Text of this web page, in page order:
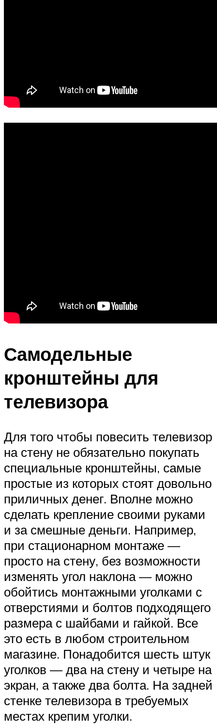
Самодельные
кронштейны для
телевизора
Для того чтобы повесить телевизор
на стену не обязательно покупать
специальные кронштейны, самые
простые из которых стоят довольно
приличных денег. Вполне можно
сделать крепление своими руками
и за смешные деньги. Например,
при стационарном монтаже —
просто на стену, без возможности
изменять угол наклона — можно
обойтись монтажными уголками с
отверстиями и болтов подходящего
размера с шайбами и гайкой. Все
это есть в любом строительном
магазине. Понадобится шесть штук
уголков — два на стену и четыре на
экран, а также два болта. На задней
стенке телевизора в требуемых
местах крепим уголки.